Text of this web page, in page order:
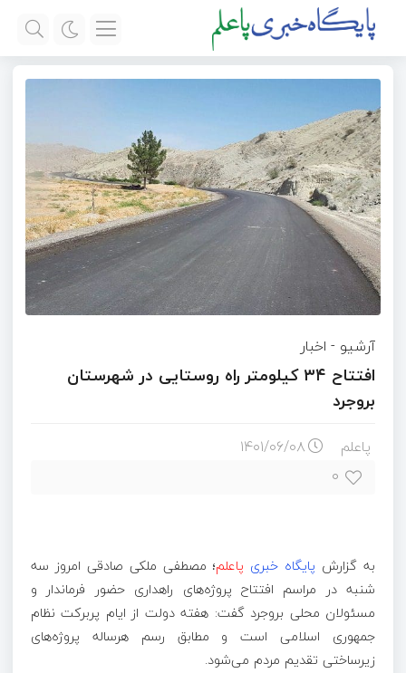
آرشیو - اخبار
افتتاح ۳۴ کیلومتر راه روستایی در شهرستان
بروجرد
پاعلم ۱۴۰۱/۰۶/۰۸
۰
به گزارش پایگاه خبری پاعلم؛ مصطفی ملکی صادقی امروز سه
شنبه در مراسم افتتاح پروژه‌های راهداری حضور فرماندار و
مسئولان محلی بروجرد گفت: هفته دولت از ایام پربرکت نظام
جمهوری اسلامی است و مطابق رسم هرساله پروژه‌های
زیرساختی تقدیم مردم می‌شود.